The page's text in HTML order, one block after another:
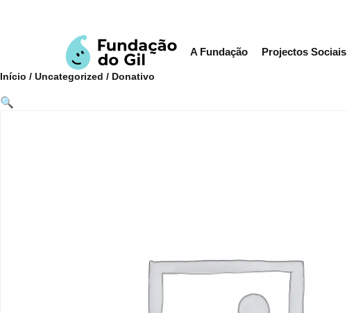
A Fundação Projectos Sociais
Início / Uncategorized / Donativo
🔍